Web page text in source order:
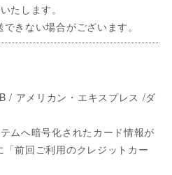
たします。
きない場合がございます。
/ アメリカン・エキスプレス /ダ
ムへ暗号化されたカード情報が
前回ご利用のクレジットカー